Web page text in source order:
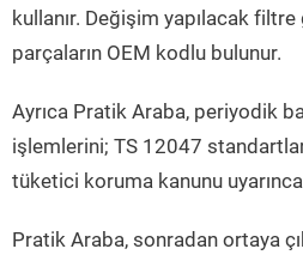
kullanır. Değişim yapılacak
parçaların OEM kodlu bulunur.
Ayrıca Pratik Araba, periyodik
işlemlerini; TS 12047
tüketici koruma kanunu
Pratik Araba, sonradan ortaya